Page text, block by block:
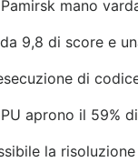
Pamirsk mano
9,8 di score e
di
aprono il 59%
la